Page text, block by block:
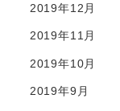
2019年12月
2019年11月
2019年10月
2019年9月